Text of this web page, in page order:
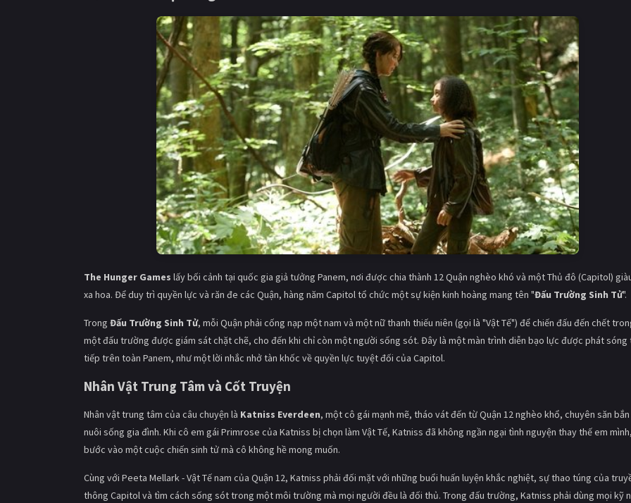
The Hunger Games lấy bối cảnh tại quốc gia giả tưởng Panem, nơi được chia thành 12 Quận nghèo khó và một Thủ đô (Capitol)
xa hoa. Để duy trì quyền lực và răn đe các Quận, hàng năm Capitol tổ chức một sự kiện kinh hoàng mang tên "Đấu Trường Sinh Tử".
Trong Đấu Trường Sinh Tử, mỗi Quận phải cống nạp một nam và một nữ thanh thiếu niên (gọi là "Vật Tế") để chiến đấu đến chết
một đấu trường được giám sát chặt chẽ, cho đến khi chỉ còn một người sống sót. Đây là một màn trình diễn bạo lực được phát sóng
tiếp trên toàn Panem, như một lời nhắc nhở tàn khốc về quyền lực tuyệt đối của Capitol.
Nhân Vật Trung Tâm và Cốt Truyện
Nhân vật trung tâm của câu chuyện là Katniss Everdeen, một cô gái mạnh mẽ, tháo vát đến từ Quận 12 nghèo khổ, chuyên săn
nuôi sống gia đình. Khi cô em gái Primrose của Katniss bị chọn làm Vật Tế, Katniss đã không ngần ngại tình nguyện thay thế em mình,
bước vào một cuộc chiến sinh tử mà cô không hề mong muốn.
Cùng với Peeta Mellark - Vật Tế nam của Quận 12, Katniss phải đối mặt với những buổi huấn luyện khắc nghiệt, sự thao túng của
thông Capitol và tìm cách sống sót trong một môi trường mà mọi người đều là đối thủ. Trong đấu trường, Katniss phải dùng mọi kỹ